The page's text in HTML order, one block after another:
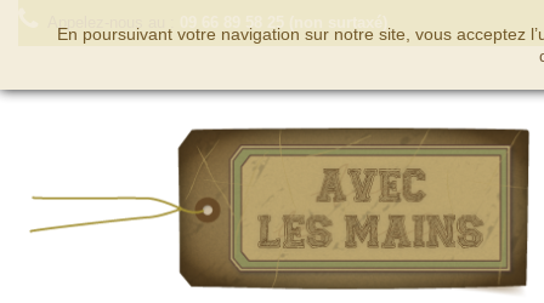
En poursuivant votre navigation sur notre site, vous acceptez